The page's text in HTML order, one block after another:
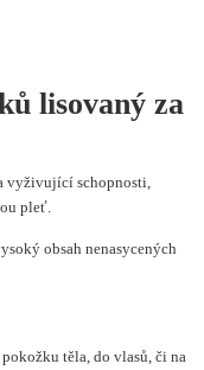
lisovaný za
vyživující schopnosti,
pleť.
obsah nenasycených
těla, do vlasů, či na